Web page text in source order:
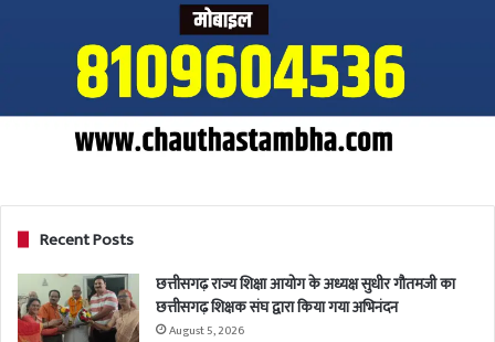
Recent Posts
छत्तीसगढ़ राज्य शिक्षा आयोग के अध्यक्ष सुधीर गौतमजी का
छत्तीसगढ़ शिक्षक संघ द्वारा किया गया अभिनंदन
August 5, 2026